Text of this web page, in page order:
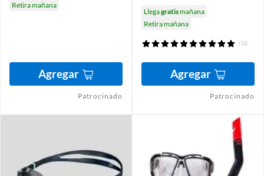
Retira mañana
Agregar
Patrocinado
Llegagratismañana
Retira mañana
(32)
Agregar
Patrocinado